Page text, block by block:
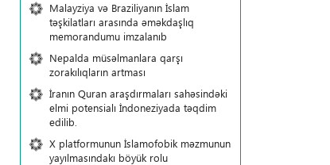
Malayziya və Braziliyanın İslam
təşkilatları arasında əməkdaşlıq
memorandumu imzalanıb
Nepalda müsəlmanlara qarşı
zorakılıqların artması
İranın Quran araşdırmaları sahəsindəki
elmi potensialı İndoneziyada təqdim
edilib.
X platformunun İslamofobik məzmunun
yayılmasındakı böyük rolu